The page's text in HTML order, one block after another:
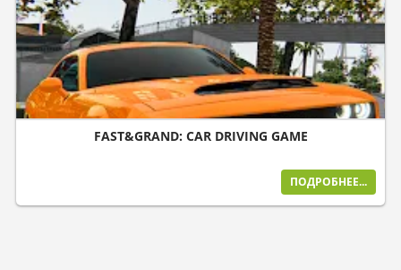
FAST&GRAND: CAR DRIVING GAME
ПОДРОБНЕЕ...